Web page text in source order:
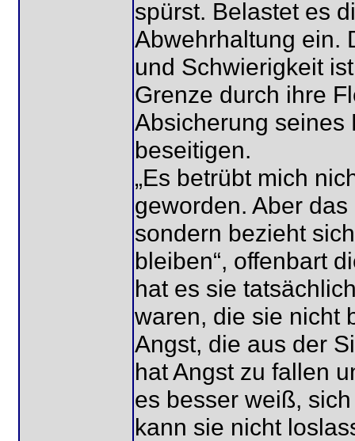
spürst. Belastet es
Abwehrhaltung ein.
und Schwierigkeit
Grenze durch ihre
Absicherung seines
beseitigen.
„Es betrübt mich
geworden. Aber
sondern bezieht
bleiben“, offenbart
hat es sie
waren, die sie nicht
Angst, die aus der
hat Angst zu fallen
es besser weiß,
kann sie nicht